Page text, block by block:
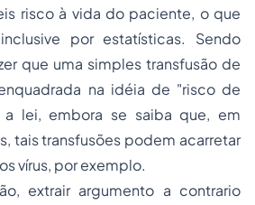
risco à vida do paciente, o que
por estatísticas. Sendo
que uma simples transfusão de
na idéia de "risco de
lei, embora se saiba que, em
tais transfusões podem acarretar
vírus, por exemplo.
extrair argumento a contrario